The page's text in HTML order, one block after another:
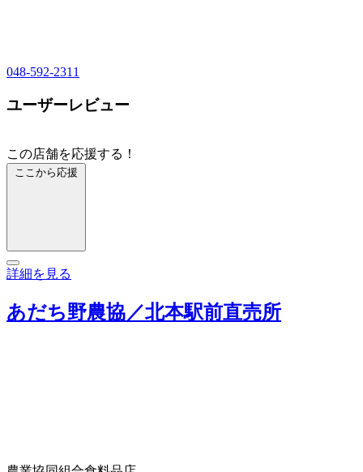
048-592-2311
ユーザーレビュー
この店舗を応援する！
ここから応援
詳細を見る
あだち野農協／北本駅前直売所